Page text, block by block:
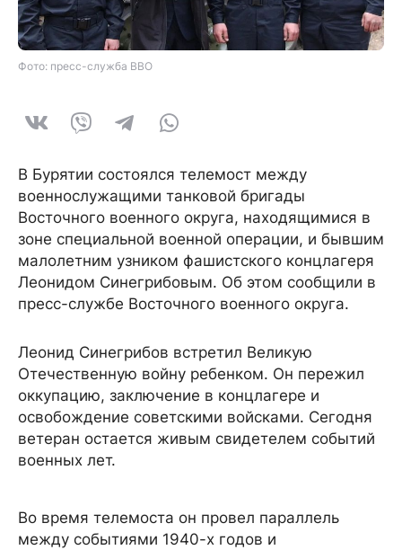
Фото: пресс-служба ВВО
В Бурятии состоялся телемост между
военнослужащими танковой бригады
Восточного военного округа, находящимися в
зоне специальной военной операции, и бывшим
малолетним узником фашистского концлагеря
Леонидом Синегрибовым. Об этом сообщили в
пресс-службе Восточного военного округа.
Леонид Синегрибов встретил Великую
Отечественную войну ребенком. Он пережил
оккупацию, заключение в концлагере и
освобождение советскими войсками. Сегодня
ветеран остается живым свидетелем событий
военных лет.
Во время телемоста он провел параллель
между событиями 1940-х годов и